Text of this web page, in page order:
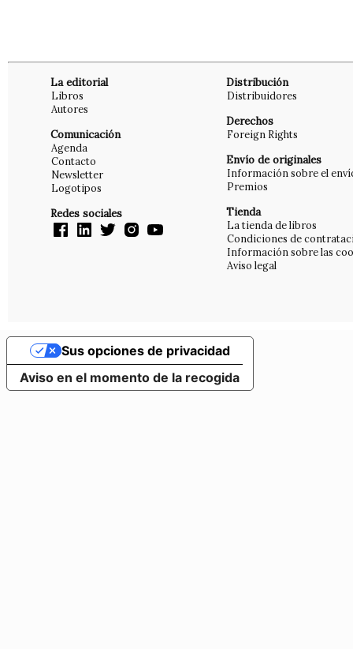
La editorial
Libros
Autores
Comunicación
Agenda
Contacto
Newsletter
Logotipos
Redes sociales
Distribución
Distribuidores
Derechos
Foreign Rights
Envío de originales
Información sobre el
Premios
Tienda
La tienda de libros
Condiciones de
Información sobre las
Aviso legal
Aviso en el momento de la recogida
Sus opciones de privacidad